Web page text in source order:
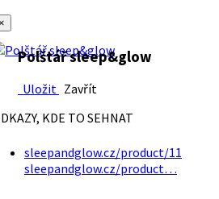
Polštář sleep&glow
Uložit Zavřít
KDE TO SEHNAT
sleepandglow.cz/product/11
sleepandglow.cz/product…